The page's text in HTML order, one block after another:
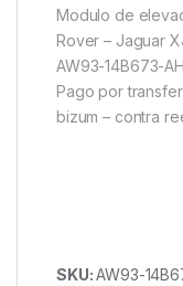
Modulo de
Rover – Jaguar
AW93-14B673-
Pago por
bizum – contra
SKU:AW93-